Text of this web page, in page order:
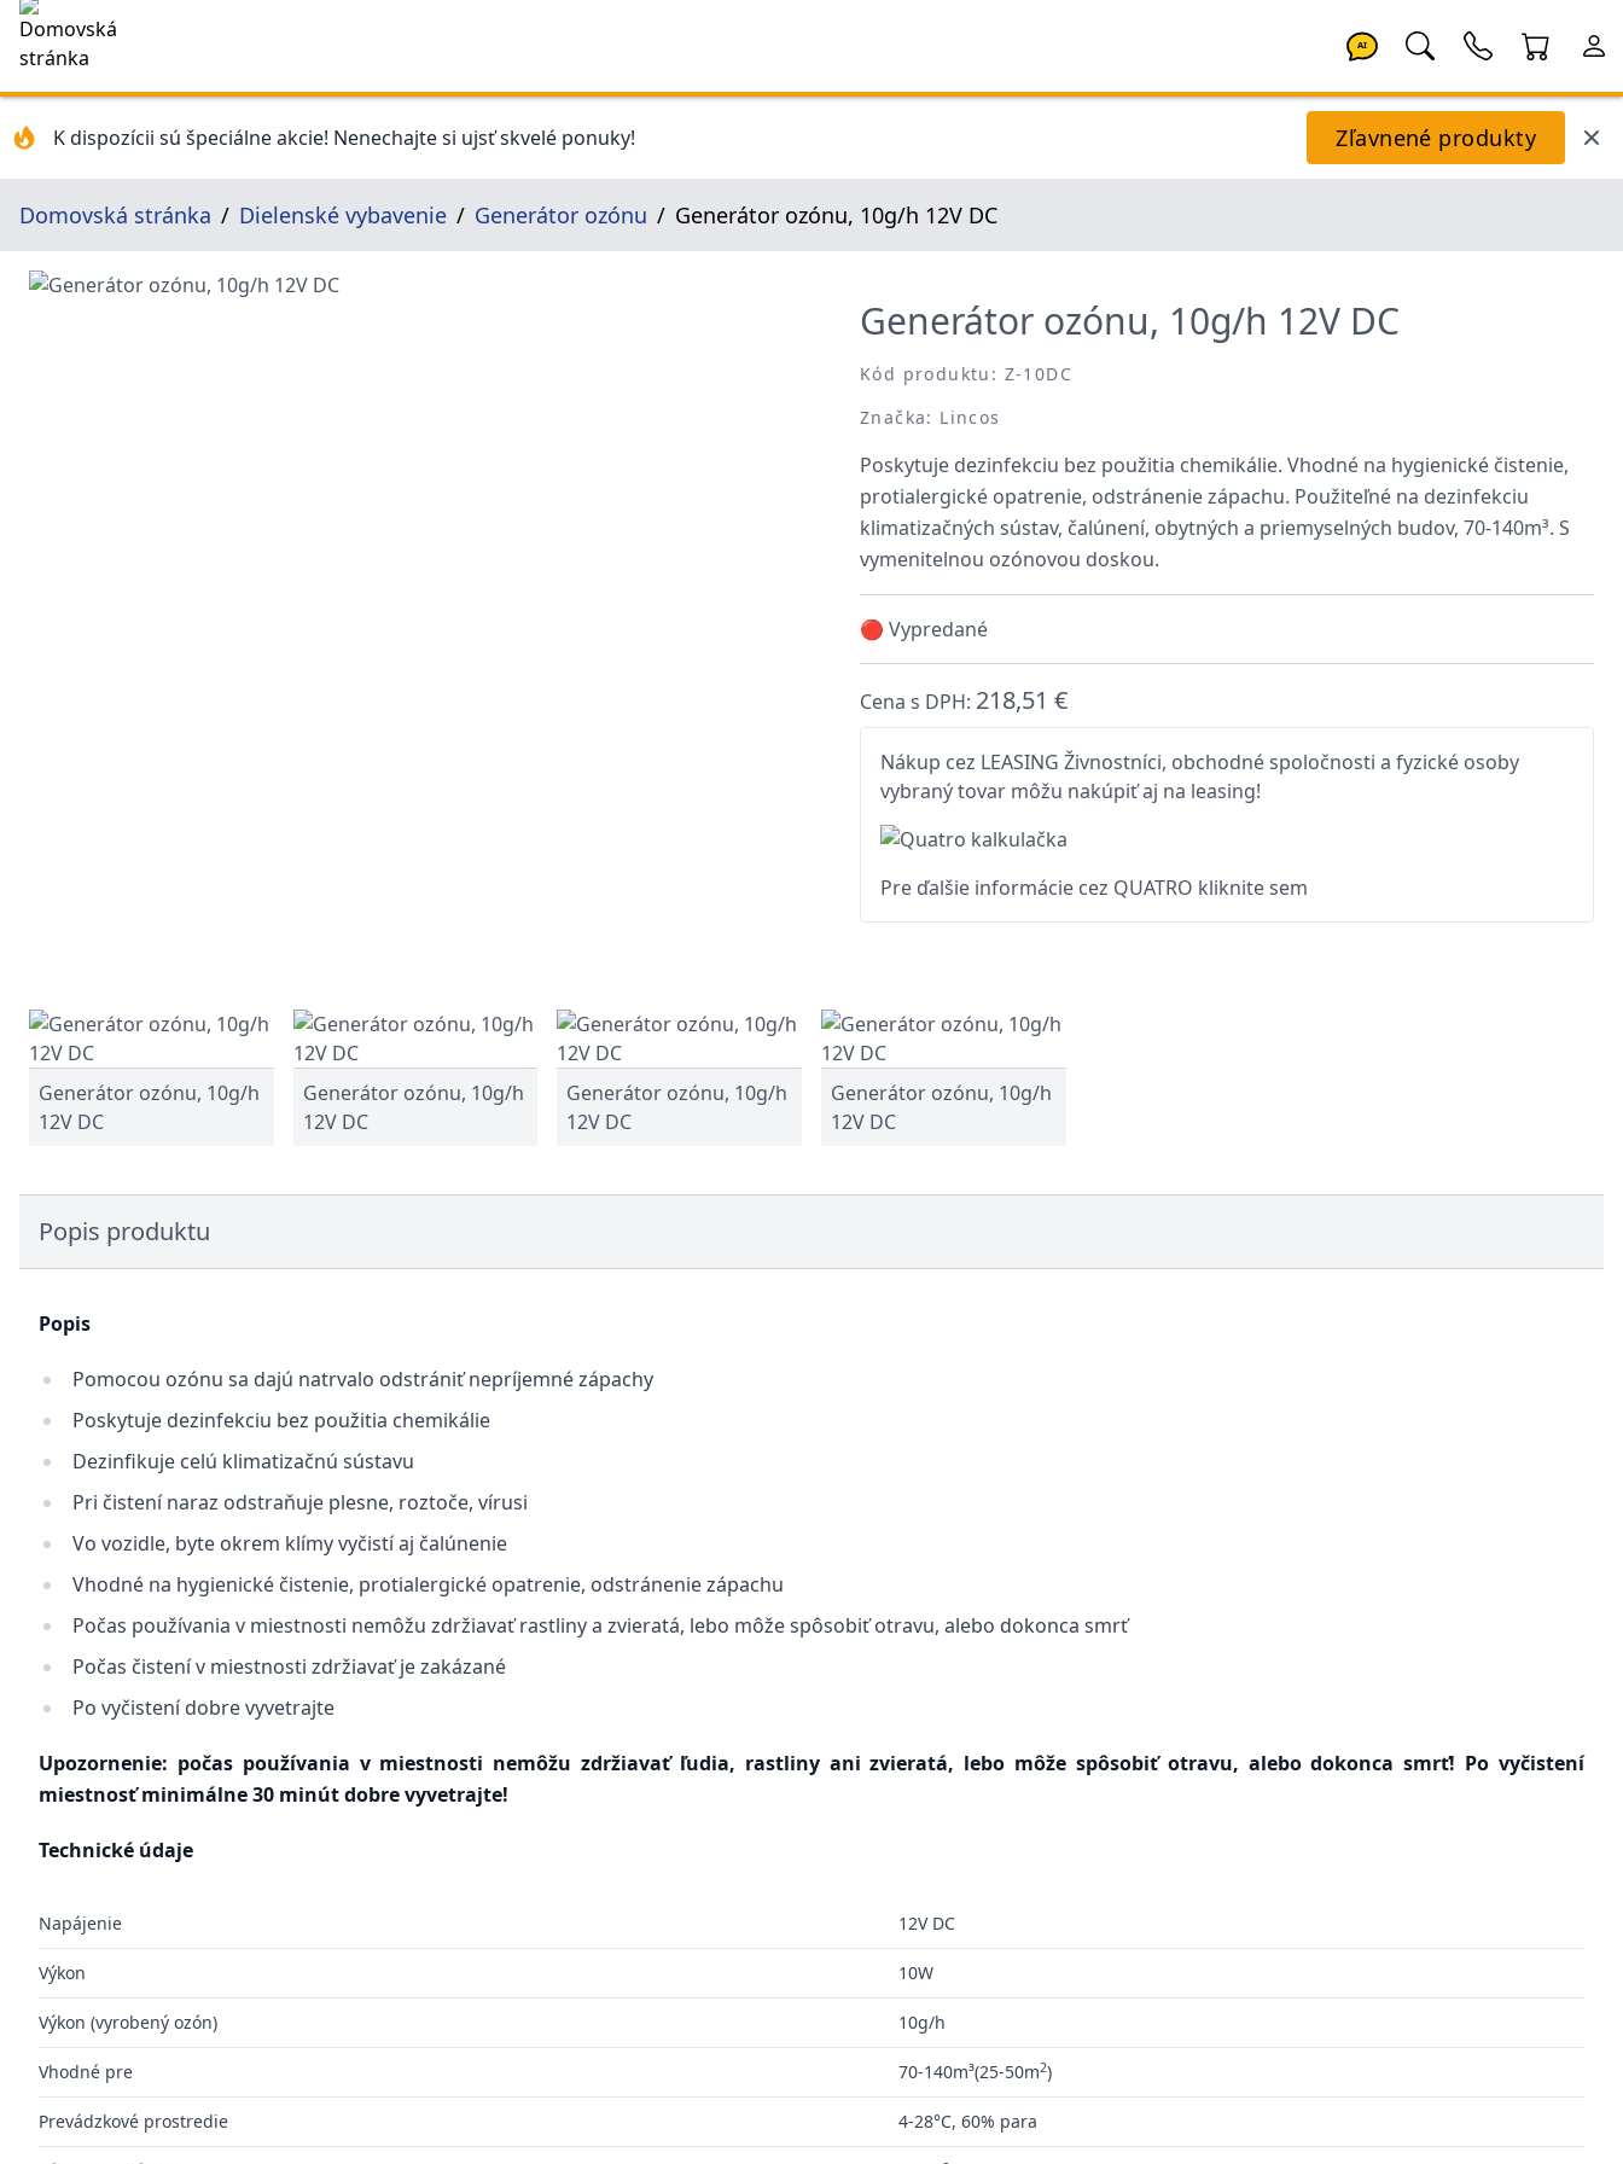
AI
K dispozícii sú špeciálne akcie! Nenechajte si ujsť skvelé ponuky! Zľavnené produkty
Domovská stránka Dielenské vybavenie Generátor ozónu Generátor ozónu, 10g/h 12V DC
Generátor ozónu, 10g/h 12V DC
Kód produktu: Z-10DC
Značka: Lincos
Poskytuje dezinfekciu bez použitia chemikálie. Vhodné na hygienické čistenie,
protialergické opatrenie, odstránenie zápachu. Použiteľné na dezinfekciu
klimatizačných sústav, čalúnení, obytných a priemyselných budov, 70-140m³. S
vymenitelnou ozónovou doskou.
🔴 Vypredané
Cena s DPH: 218,51 €
Nákup cez LEASING Živnostníci, obchodné spoločnosti a fyzické osoby
vybraný tovar môžu nakúpiť aj na leasing!
Pre ďalšie informácie cez QUATRO kliknite sem
Generátor ozónu, 10g/h
12V DC
Generátor ozónu, 10g/h
12V DC
Generátor ozónu, 10g/h
12V DC
Generátor ozónu, 10g/h
12V DC
Popis produktu
Popis
Pomocou ozónu sa dajú natrvalo odstrániť nepríjemné zápachy
Poskytuje dezinfekciu bez použitia chemikálie
Dezinfikuje celú klimatizačnú sústavu
Pri čistení naraz odstraňuje plesne, roztoče, vírusi
Vo vozidle, byte okrem klímy vyčistí aj čalúnenie
Vhodné na hygienické čistenie, protialergické opatrenie, odstránenie zápachu
Počas používania v miestnosti nemôžu zdržiavať rastliny a zvieratá, lebo môže spôsobiť otravu, alebo dokonca smrť
Počas čistení v miestnosti zdržiavať je zakázané
Po vyčistení dobre vyvetrajte
Upozornenie: počas používania v miestnosti nemôžu zdržiavať ľudia, rastliny ani zvieratá, lebo môže spôsobiť otravu, alebo dokonca smrť! Po vyčistení
miestnosť minimálne 30 minút dobre vyvetrajte!
Technické údaje
Napájenie 12V DC
Výkon 10W
Výkon (vyrobený ozón) 10g/h
Vhodné pre 70-140m³(25-50m2)
Prevádzkové prostredie 4-28°C, 60% para